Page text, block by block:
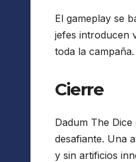
El gameplay se
jefes introducen
toda la campaña.
Cierre
Dadum The
desafiante. Una
y sin artificios